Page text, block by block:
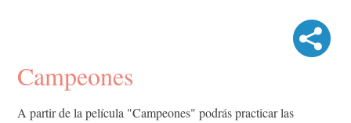
Campeones
A partir de la película "Campeones" podrás practicar las